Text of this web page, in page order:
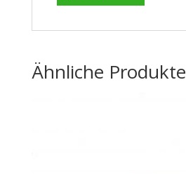
Ähnliche Produkte